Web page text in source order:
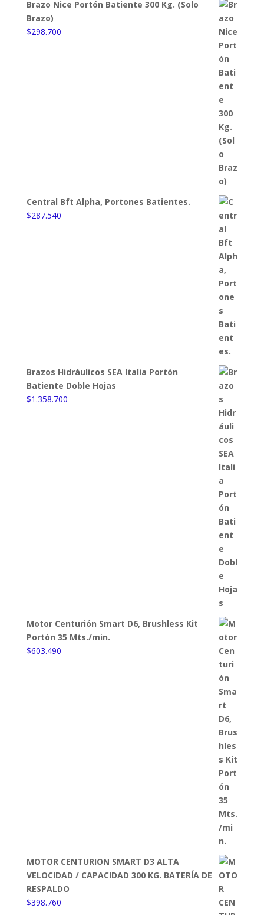
Brazo Nice Portón Batiente 300 Kg. (Solo
Brazo)
$298.700
Central Bft Alpha, Portones Batientes.
$287.540
Brazos Hidráulicos SEA Italia Portón
Batiente Doble Hojas
$1.358.700
Motor Centurión Smart D6, Brushless Kit
Portón 35 Mts./min.
$603.490
MOTOR CENTURION SMART D3 ALTA
VELOCIDAD / CAPACIDAD 300 KG. BATERÍA DE
RESPALDO
$398.760